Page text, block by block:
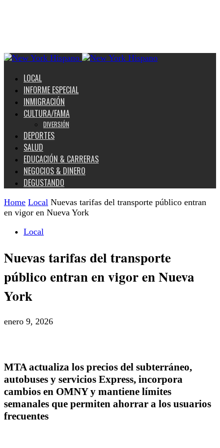
LOCAL
INFORME ESPECIAL
INMIGRACIÓN
CULTURA/FAMA
DIVERSIÓN
DEPORTES
SALUD
EDUCACIÓN & CARRERAS
NEGOCIOS & DINERO
DEGUSTANDO
Home Local Nuevas tarifas del transporte público entran
en vigor en Nueva York
Local
Nuevas tarifas del transporte
público entran en vigor en Nueva
York
enero 9, 2026
MTA actualiza los precios del subterráneo,
autobuses y servicios Express, incorpora
cambios en OMNY y mantiene límites
semanales que permiten ahorrar a los usuarios
frecuentes